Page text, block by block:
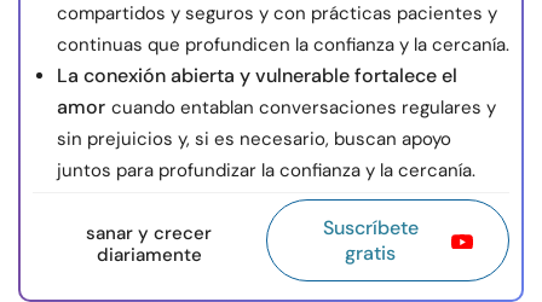
compartidos y seguros y con prácticas pacientes y
continuas que profundicen la confianza y la cercanía.
La conexión abierta y vulnerable fortalece el
amor cuando entablan conversaciones regulares y
sin prejuicios y, si es necesario, buscan apoyo
juntos para profundizar la confianza y la cercanía.
sanar y crecer
diariamente
Suscríbete
gratis